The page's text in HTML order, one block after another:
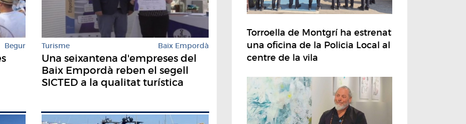
Begur Turisme Baix Empordà
Una seixantena d'empreses del
Baix Empordà reben el segell
SICTED a la qualitat turística
Torroella de Montgrí ha estrenat
una oficina de la Policia Local al
centre de la vila